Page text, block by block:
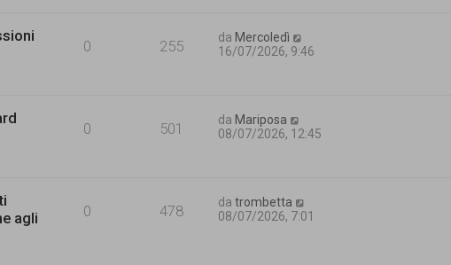
0 255 da Mercoledì
16/07/2026, 9:46
0 501 da Mariposa
08/07/2026, 12:45
agli
0 478 datrombetta
08/07/2026, 7:01